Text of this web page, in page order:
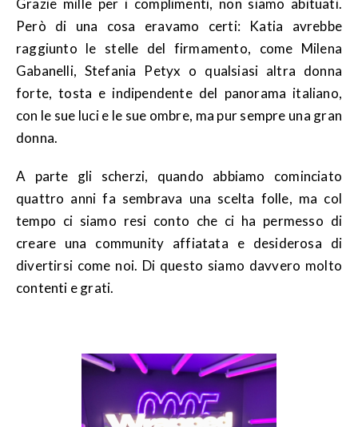
Grazie mille per i complimenti, non siamo abituati.
Però di una cosa eravamo certi: Katia avrebbe
raggiunto le stelle del firmamento, come Milena
Gabanelli, Stefania Petyx o qualsiasi altra donna
forte, tosta e indipendente del panorama italiano,
con le sue luci e le sue ombre, ma pur sempre una gran
donna.
A parte gli scherzi, quando abbiamo cominciato
quattro anni fa sembrava una scelta folle, ma col
tempo ci siamo resi conto che ci ha permesso di
creare una community affiatata e desiderosa di
divertirsi come noi. Di questo siamo davvero molto
contenti e grati.